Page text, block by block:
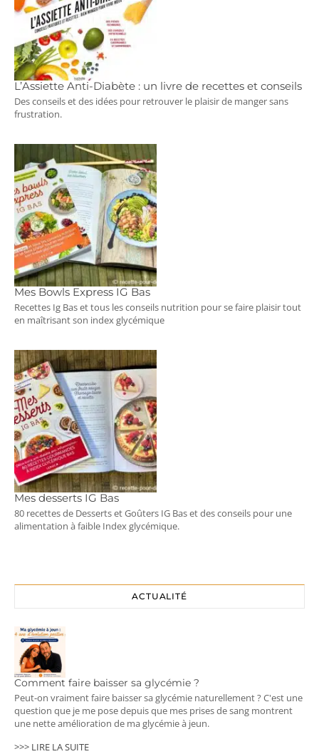
L’Assiette Anti-Diabète : un livre de recettes et conseils
Des conseils et des idées pour retrouver le plaisir de manger sans
frustration.
Mes Bowls Express IG Bas
Recettes Ig Bas et tous les conseils nutrition pour se faire plaisir tout
en maîtrisant son index glycémique
Mes desserts IG Bas
80 recettes de Desserts et Goûters IG Bas et des conseils pour une
alimentation à faible Index glycémique.
ACTUALITÉ
Comment faire baisser sa glycémie ?
Peut-on vraiment faire baisser sa glycémie naturellement ? C'est une
question que je me pose depuis que mes prises de sang montrent
une nette amélioration de ma glycémie à jeun.
>>> LIRE LA SUITE